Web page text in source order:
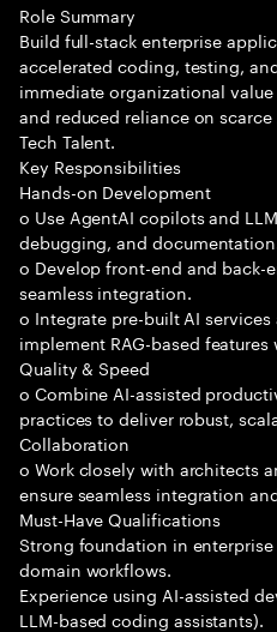
Role Summary
Build full-stack enterprise
accelerated coding, testing,
immediate organizational
and reduced reliance on
Tech Talent.
Key Responsibilities
Hands-on Development
o Use AgentAI copilots and
debugging, and
o Develop front-end and back-
seamless integration.
o Integrate pre-built AI
implement RAG-based features
Quality & Speed
o Combine AI-assisted
practices to deliver robust,
Collaboration
o Work closely with architects
ensure seamless integration
Must-Have Qualifications
Strong foundation in
domain workflows.
Experience using AI-assisted
LLM-based coding assistants).